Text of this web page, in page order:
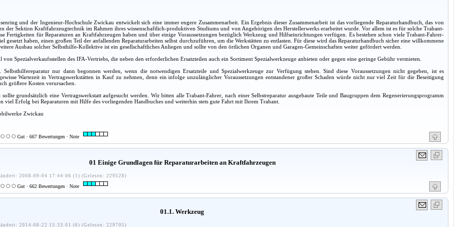
und der Ingenieur-Hochschule Zwickau entwickelt sich eine immer engere Zusammenarbeit. Ein Ergebnis dieser Zusammenarbeit ist das vorliegende Reparaturhandbuch, das von
der Sektion Kraftfahrzeugtechnik im Rahmen ihres wissenschaftlich-produktiven Studiums und von Angehörigen des Herstellerwerks erarbeitet wurde. Vor allem ist es für solche Trabant-
Fertigkeiten für Reparaturen an Kraftfahrzeugen haben und über einige Voraussetzungen bezüglich Werkzeug und Hilfseinrichtungen verfügen. Es bestehen schon viele Trabant-Fahrer-
gesetzt haben, einen großen Teil der anfallenden Reparaturarbeiten selbst durchzuführen, um die Werkstätten zu entlasten. Für diese wird das Reparaturhandbuch sicher eine willkommene
Ausbau solcher Selbsthilfe-Kollektive ist ein gesellschaftliches Anliegen und sollte von den örtlichen Organen und Garagen-Gemeinschaften weiter gefördert werden.
von Spezialverkaufsstellen des IFA-Vertriebs, die neben den erforderlichen Ersatzteilen auch ein Sortiment Spezialwerkzeuge anbieten oder gegen eine geringe Gebühr vermieten.
Selbsthilfereparatur nur dann begonnen werden, wenn die notwendigen Ersatzteile und Spezialwerkzeuge zur Verfügung stehen. Sind diese Voraussetzungen nicht gegeben, ist es
Wartezeit in Vertragswerkstätten in Kauf zu nehmen, denn ein infolge unzulänglicher Voraussetzungen entstandener großer Schaden würde nicht nur viel Zeit für die Beseitigung
größere Kosten verursachen.
sollte grundsätzlich eine Vertragswerkstatt aufgesucht werden. Wir bitten alle Trabant-Fahrer, nach einer Selbstreparatur ausgebaute Teile und Baugruppen dem Regenerierungsprogramm
viel Erfolg bei Reparaturen mit Hilfe des vorliegenden Handbuches und weiterhin stets gute Fahrt mit Ihrem Trabant.
Zwickau
Gut · 667 Bewertungen · Note
01 Einige Grundlagen für Reparaturarbeiten an Kraftfahrzeugen
2008-09-04 17:44:06 (1) (Gelesen: 229528)
Gut · 662 Bewertungen · Note
01.1. Werkzeug
2014-08-22 15:33:01 (6) (Gelesen: 229705)